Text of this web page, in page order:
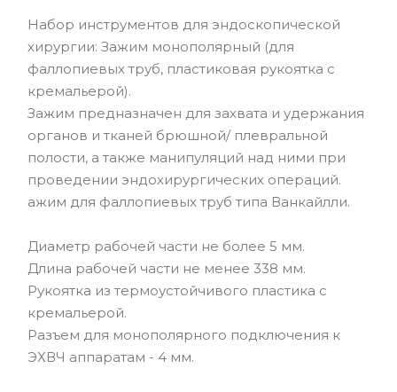
Набор инструментов для эндоскопической
хирургии: Зажим монополярный (для
фаллопиевых труб, пластиковая рукоятка с
кремальерой).
Зажим предназначен для захвата и удержания
органов и тканей брюшной/ плевральной
полости, а также манипуляций над ними при
проведении эндохирургических операций.
ажим для фаллопиевых труб типа Ванкайлли.
Диаметр рабочей части не более 5 мм.
Длина рабочей части не менее 338 мм.
Рукоятка из термоустойчивого пластика с
кремальерой.
Разъем для монополярного подключения к
ЭХВЧ аппаратам - 4 мм.